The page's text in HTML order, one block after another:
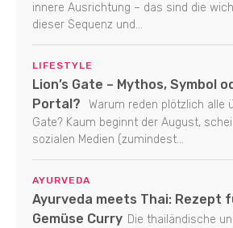
innere Ausrichtung – das sind die
dieser Sequenz und...
LIFESTYLE
Lion’s Gate – Mythos, Symbol
Portal?
Warum reden plötzlich alle
Gate? Kaum beginnt der August,
sozialen Medien (zumindest...
AYURVEDA
Ayurveda meets Thai: Rezept
Gemüse Curry Die thailändische